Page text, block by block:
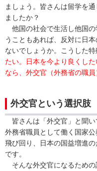
ましょう。皆さんは留学を
ましたか？
他国の社会で生活し他国の
うこともあれば、反対に日
ないでしょうか。こうした
たい。日本を今より良くし
なら、外交官（外務省の職
外交官という選択肢
皆さんは「外交官」と聞い
外務省職員として働く国家
飛び回り、日本の国益増進
です。
そんな外交官になるための